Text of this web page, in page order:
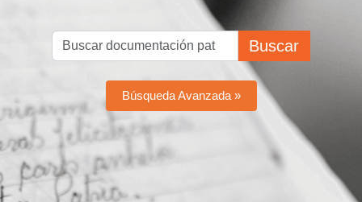
Buscar
Búsqueda Avanzada »